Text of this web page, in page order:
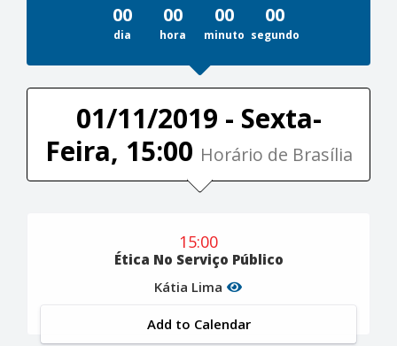
00
dia
00
hora
00
minuto
00
segundo
01/11/2019 - Sexta-
Feira, 15:00 Horário de Brasília
15:00
Ética No Serviço Público
Kátia Lima
Add to Calendar